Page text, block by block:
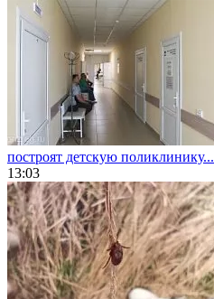
построят детскую поликлинику...
13:03